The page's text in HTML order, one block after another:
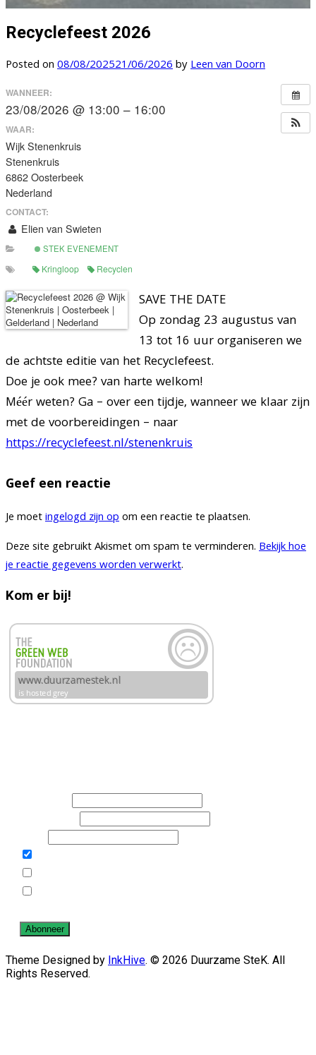
Recyclefeest 2026
Posted on08/08/202521/06/2026byLeen van Doorn
WANNEER:
23/08/2026 @ 13:00 – 16:00
WAAR:
Wijk Stenenkruis
Stenenkruis
6862 Oosterbeek
Nederland
CONTACT:
Elien van Swieten
STEK EVENEMENT
Kringloop Recyclen
SAVE THE DATE
Op zondag 23 augustus van
13 tot 16 uur organiseren we
de achtste editie van het Recyclefeest.
Doe je ook mee? van harte welkom!
Méér weten? Ga – over een tijdje, wanneer we klaar zijn
met de voorbereidingen – naar
https://recyclefeest.nl/stenenkruis
Geef een reactie
Je moetingelogd zijn opom een reactie te plaatsen.
Deze site gebruikt Akismet om spam te verminderen.Bekijk hoe
je reactie gegevens worden verwerkt.
Kom er bij!
Theme Designed by InkHive. © 2026 Duurzame SteK. All
Rights Reserved.